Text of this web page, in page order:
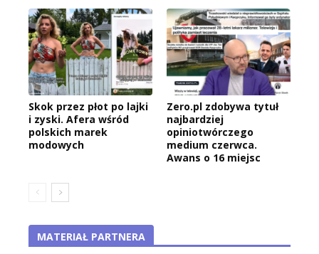
Skok przez płot po lajki
i zyski. Afera wśród
polskich marek
modowych
Zero.pl zdobywa tytuł
najbardziej
opiniotwórczego
medium czerwca.
Awans o 16 miejsc
MATERIAŁ PARTNERA